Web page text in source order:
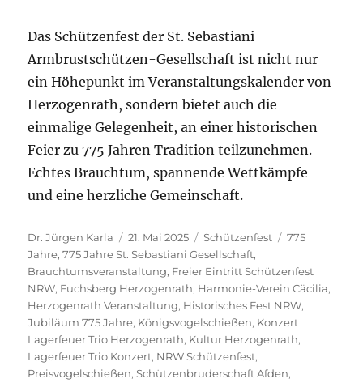
Das Schützenfest der St. Sebastiani
Armbrustschützen-Gesellschaft ist nicht nur
ein Höhepunkt im Veranstaltungskalender von
Herzogenrath, sondern bietet auch die
einmalige Gelegenheit, an einer historischen
Feier zu 775 Jahren Tradition teilzunehmen.
Echtes Brauchtum, spannende Wettkämpfe
und eine herzliche Gemeinschaft.
Autor
Dr. Jürgen Karla
Veröffentlicht
am
21. Mai 2025 Kategorien
Schützenfest Schlagwörter
775
Jahre,775 Jahre St. Sebastiani Gesellschaft,
Brauchtumsveranstaltung, Freier Eintritt Schützenfest
NRW, Fuchsberg Herzogenrath, Harmonie-Verein Cäcilia,
Herzogenrath Veranstaltung, Historisches Fest NRW,
Jubiläum 775 Jahre, Königsvogelschießen, Konzert
Lagerfeuer Trio Herzogenrath, Kultur Herzogenrath,
Lagerfeuer Trio Konzert, NRW Schützenfest,
Preisvogelschießen,Schützenbruderschaft Afden,